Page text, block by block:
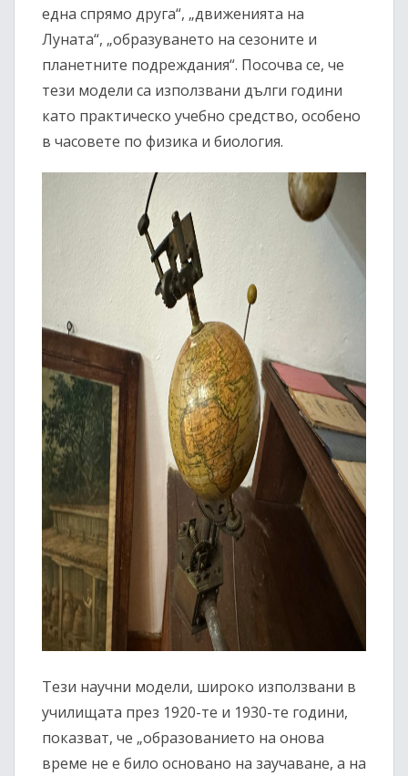
една спрямо друга“, „движенията на
Луната“, „образуването на сезоните и
планетните подреждания“. Посочва се, че
тези модели са използвани дълги години
като практическо учебно средство, особено
в часовете по физика и биология.
Тези научни модели, широко използвани в
училищата през 1920-те и 1930-те години,
показват, че „образованието на онова
време не е било основано на заучаване, а на